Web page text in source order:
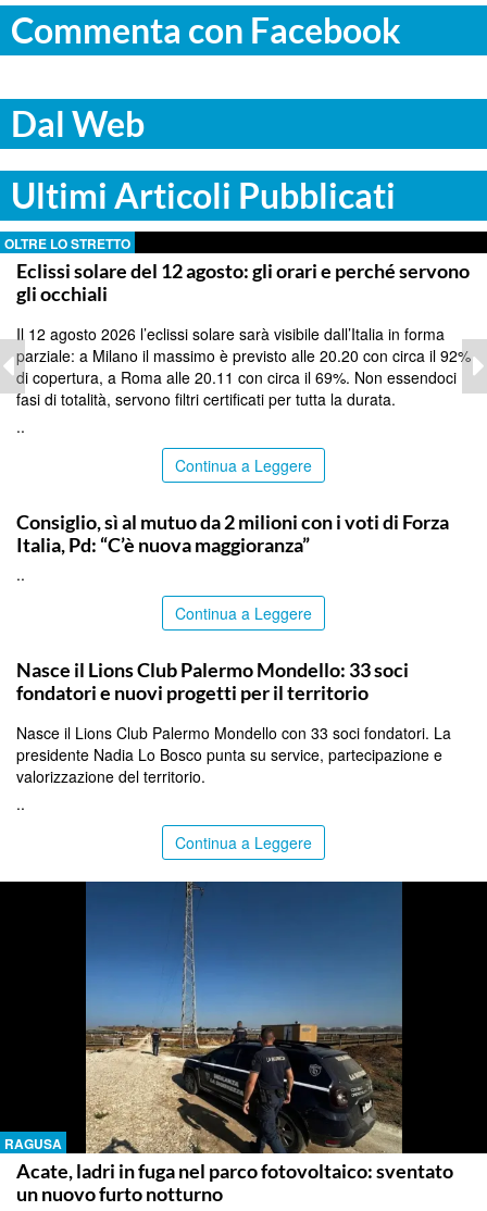
Commenta con Facebook
Dal Web
Ultimi Articoli Pubblicati
OLTRE LO STRETTO
Eclissi solare del 12 agosto: gli orari e perché servono
gli occhiali
Il 12 agosto 2026 l’eclissi solare sarà visibile dall’Italia in forma
parziale: a Milano il massimo è previsto alle 20.20 con circa il 92%
di copertura, a Roma alle 20.11 con circa il 69%. Non essendoci
fasi di totalità, servono filtri certificati per tutta la durata.
..
Continua a Leggere
Consiglio, sì al mutuo da 2 milioni con i voti di Forza
Italia, Pd: “C’è nuova maggioranza”
..
Continua a Leggere
Nasce il Lions Club Palermo Mondello: 33 soci
fondatori e nuovi progetti per il territorio
Nasce il Lions Club Palermo Mondello con 33 soci fondatori. La
presidente Nadia Lo Bosco punta su service, partecipazione e
valorizzazione del territorio.
..
Continua a Leggere
RAGUSA
Acate, ladri in fuga nel parco fotovoltaico: sventato
un nuovo furto notturno